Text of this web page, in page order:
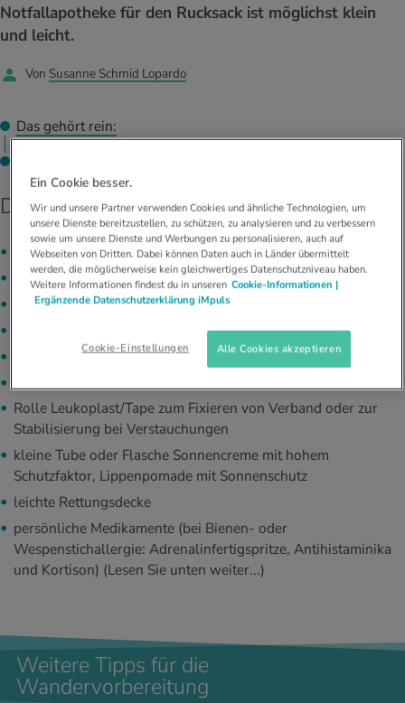
& Intoleranzen
THEMEN IM BEREICH ERNÄHRUNG
BMI berechnen
Personal Health Coaching
THEMEN IM BEREICH BEWEGUNG
Personal Health Coaching
THEMEN IM BEREICH ENTSPANNUNG
Personal Health Coaching
Wissen
THEMEN IM BEREICH MEDIZIN
Mund- & Zahnpflege
Personal Health Coaching
THEMEN IM BEREICH SERVICES
Angebote
Notfallapotheke für den Rucksack ist möglichst klein
und leicht.
Von Susanne Schmid Lopardo
Das gehört rein:
Das gehört rein:
elastische Binde
Sortiment an Pflastern in unterschiedlicher Grösse
spezielle Blasenpflaster
sterile Kompressen, 10×10 cm
kleiner Desinfektionsspray
Pinzette
Rolle Leukoplast/Tape zum Fixieren von Verband oder zur
Stabilisierung bei Verstauchungen
kleine Tube oder Flasche Sonnencreme mit hohem
Schutzfaktor, Lippenpomade mit Sonnenschutz
leichte Rettungsdecke
persönliche Medikamente (bei Bienen- oder
Wespenstichallergie: Adrenalinfertigspritze, Antihistaminika
und Kortison) (Lesen Sie unten weiter...)
Weitere Tipps für die
Wandervorbereitung
Ein Cookie besser.
Wir und unsere Partner verwenden Cookies und ähnliche Technologien, um
unsere Dienste bereitzustellen, zu schützen, zu analysieren und zu verbessern
sowie um unsere Dienste und Werbungen zu personalisieren, auch auf
Webseiten von Dritten. Dabei können Daten auch in Länder übermittelt
werden, die möglicherweise kein gleichwertiges Datenschutzniveau haben.
Weitere Informationen findest du in unseren Cookie-Informationen |
Ergänzende Datenschutzerklärung iMpuls
Cookie-Einstellungen Alle Cookies akzeptieren